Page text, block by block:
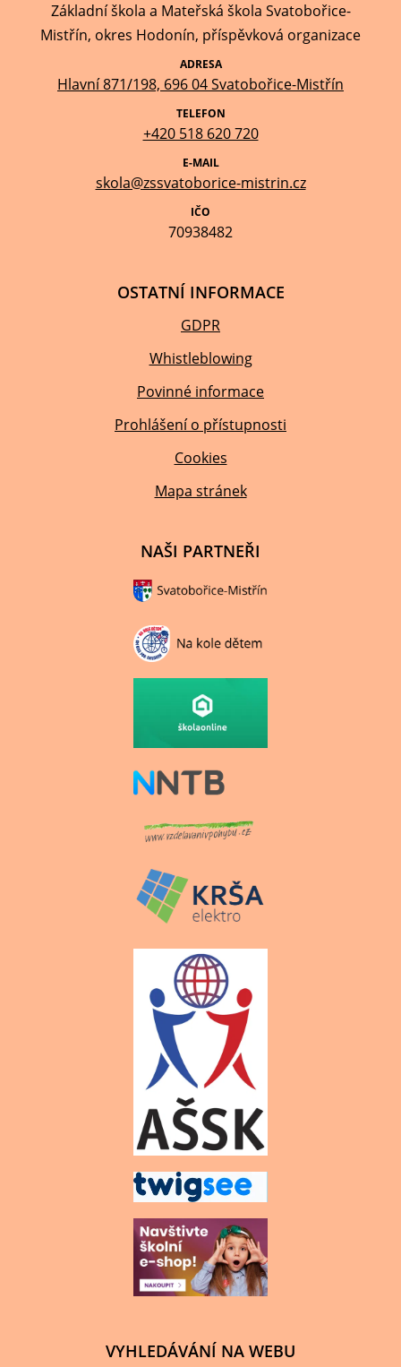
Základní škola a Mateřská škola Svatobořice-
Mistřín, okres Hodonín, příspěvková organizace
ADRESA
Hlavní 871/198, 696 04 Svatobořice-Mistřín
TELEFON
+420 518 620 720
E-MAIL
skola@zssvatoborice-mistrin.cz
IČO
70938482
OSTATNÍ INFORMACE
GDPR
Whistleblowing
Povinné informace
Prohlášení o přístupnosti
Cookies
Mapa stránek
NAŠI PARTNEŘI
VYHLEDÁVÁNÍ NA WEBU